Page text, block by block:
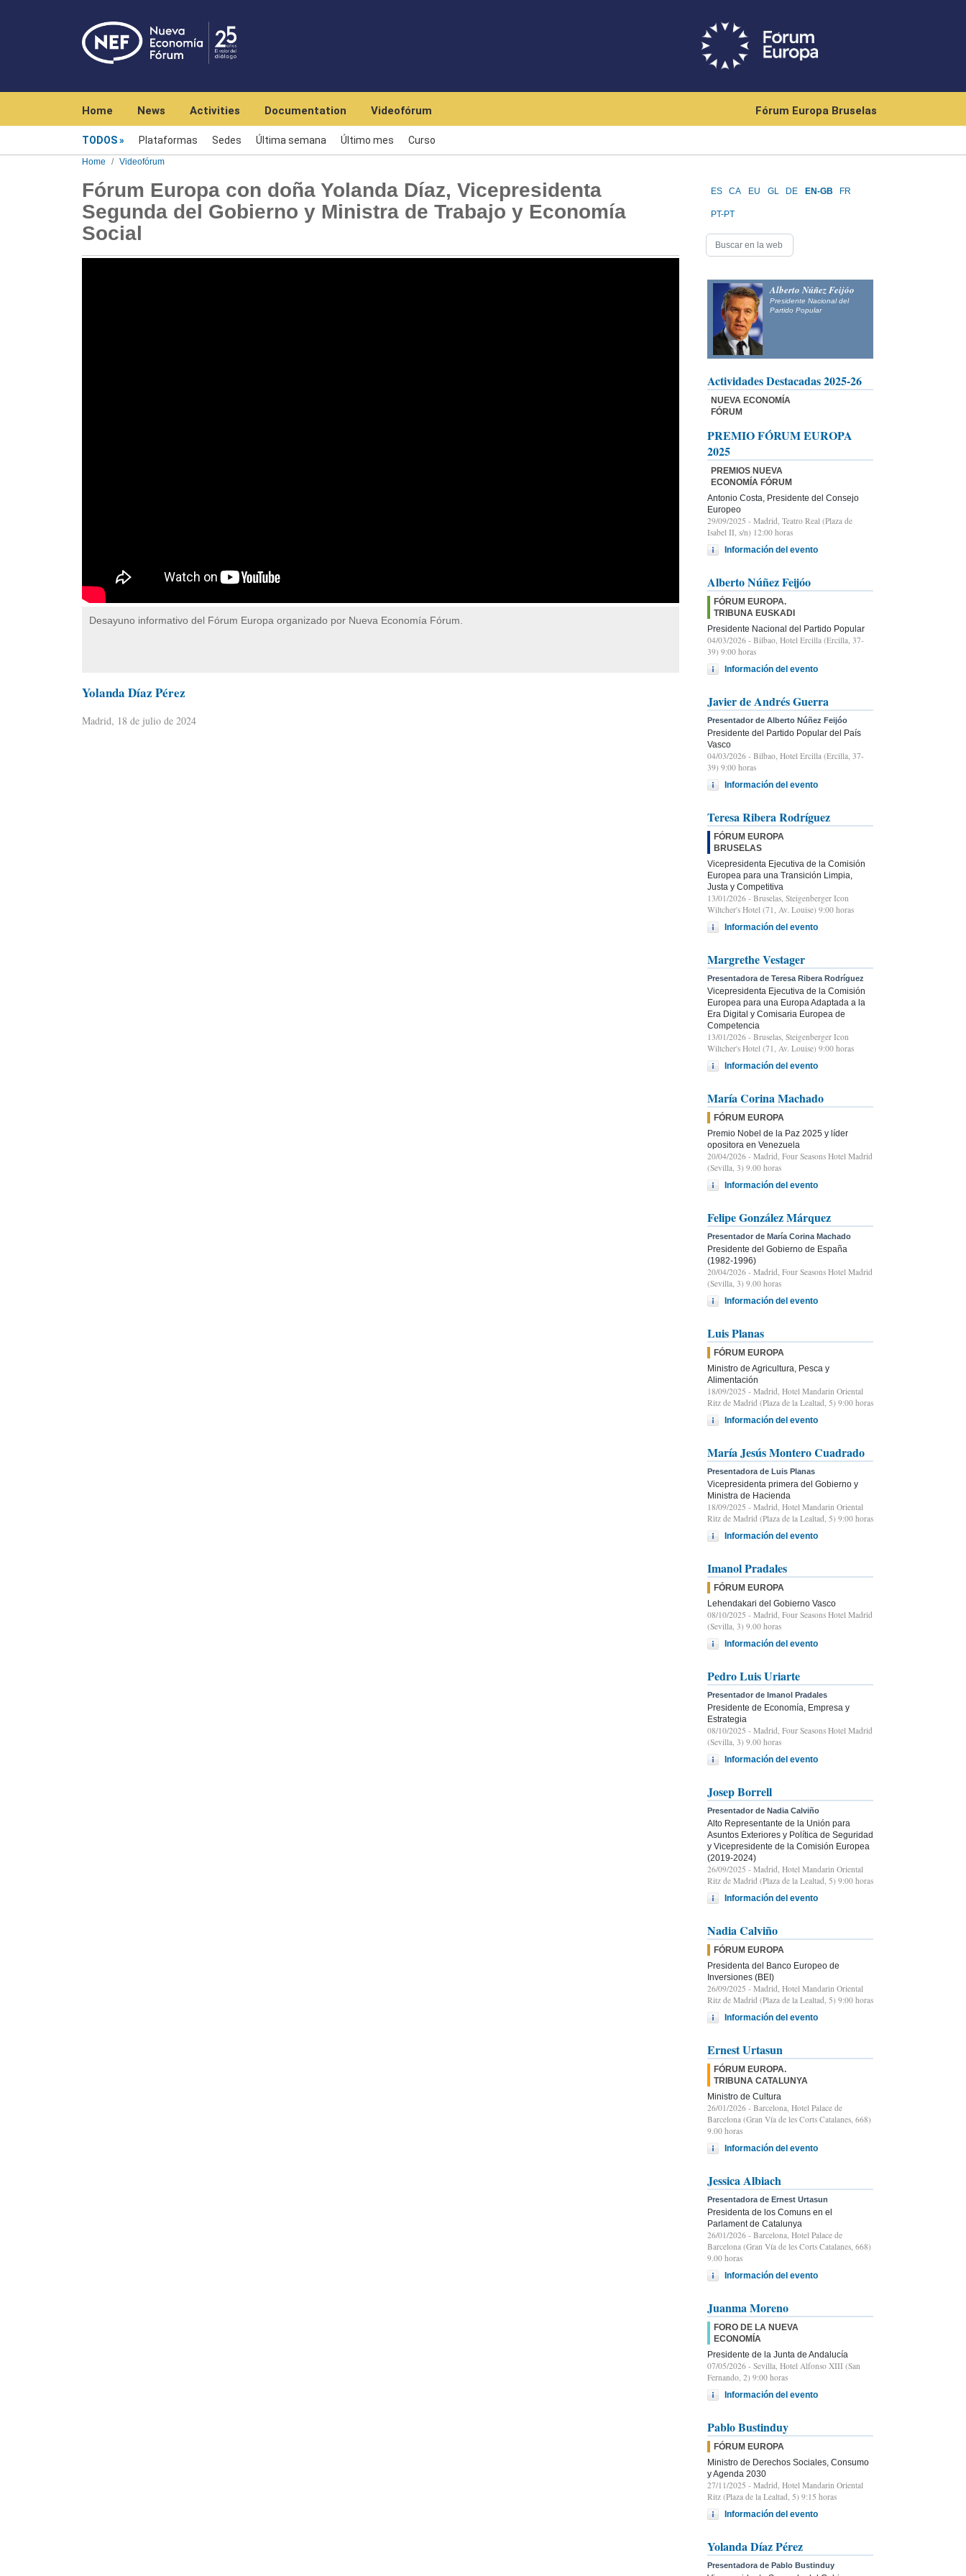
Home News Activities Documentation Videofórum Fórum Europa Bruselas
TODOS Plataformas Sedes Última semana Último mes Curso
Home Videofórum
Fórum Europa con doña Yolanda Díaz, Vicepresidenta
Segunda del Gobierno y Ministra de Trabajo y Economía
Social
Desayuno informativo del Fórum Europa organizado por Nueva Economía Fórum.
Yolanda Díaz Pérez
Madrid, 18 de julio de 2024
ES CA EU GL DE EN-GB FR
PT-PT
Alberto Núñez Feijóo
Presidente Nacional del
Partido Popular
Actividades Destacadas 2025-26
NUEVA ECONOMÍA
FÓRUM
PREMIO FÓRUM EUROPA
2025
PREMIOS NUEVA
ECONOMÍA FÓRUM
Antonio Costa, Presidente del Consejo
Europeo
29/09/2025 - Madrid, Teatro Real (Plaza de
Isabel II, s/n) 12:00 horas
Información del evento
Alberto Núñez Feijóo
FÓRUM EUROPA.
TRIBUNA EUSKADI
Presidente Nacional del Partido Popular
04/03/2026 - Bilbao, Hotel Ercilla (Ercilla, 37-
39) 9:00 horas
Información del evento
Javier de Andrés Guerra
Presentador de Alberto Núñez Feijóo
Presidente del Partido Popular del País
Vasco
04/03/2026 - Bilbao, Hotel Ercilla (Ercilla, 37-
39) 9:00 horas
Información del evento
Teresa Ribera Rodríguez
FÓRUM EUROPA
BRUSELAS
Vicepresidenta Ejecutiva de la Comisión
Europea para una Transición Limpia,
Justa y Competitiva
13/01/2026 - Bruselas, Steigenberger Icon
Wiltcher's Hotel (71, Av. Louise) 9:00 horas
Información del evento
Margrethe Vestager
Presentadora de Teresa Ribera Rodríguez
Vicepresidenta Ejecutiva de la Comisión
Europea para una Europa Adaptada a la
Era Digital y Comisaria Europea de
Competencia
13/01/2026 - Bruselas, Steigenberger Icon
Wiltcher's Hotel (71, Av. Louise) 9:00 horas
Información del evento
María Corina Machado
FÓRUM EUROPA
Premio Nobel de la Paz 2025 y líder
opositora en Venezuela
20/04/2026 - Madrid, Four Seasons Hotel Madrid
(Sevilla, 3) 9.00 horas
Información del evento
Felipe González Márquez
Presentador de María Corina Machado
Presidente del Gobierno de España
(1982-1996)
20/04/2026 - Madrid, Four Seasons Hotel Madrid
(Sevilla, 3) 9.00 horas
Información del evento
Luis Planas
FÓRUM EUROPA
Ministro de Agricultura, Pesca y
Alimentación
18/09/2025 - Madrid, Hotel Mandarin Oriental
Ritz de Madrid (Plaza de la Lealtad, 5) 9:00 horas
Información del evento
María Jesús Montero Cuadrado
Presentadora de Luis Planas
Vicepresidenta primera del Gobierno y
Ministra de Hacienda
18/09/2025 - Madrid, Hotel Mandarin Oriental
Ritz de Madrid (Plaza de la Lealtad, 5) 9:00 horas
Información del evento
Imanol Pradales
FÓRUM EUROPA
Lehendakari del Gobierno Vasco
08/10/2025 - Madrid, Four Seasons Hotel Madrid
(Sevilla, 3) 9.00 horas
Información del evento
Pedro Luis Uriarte
Presentador de Imanol Pradales
Presidente de Economía, Empresa y
Estrategia
08/10/2025 - Madrid, Four Seasons Hotel Madrid
(Sevilla, 3) 9.00 horas
Información del evento
Josep Borrell
Presentador de Nadia Calviño
Alto Representante de la Unión para
Asuntos Exteriores y Política de Seguridad
y Vicepresidente de la Comisión Europea
(2019-2024)
26/09/2025 - Madrid, Hotel Mandarin Oriental
Ritz de Madrid (Plaza de la Lealtad, 5) 9:00 horas
Información del evento
Nadia Calviño
FÓRUM EUROPA
Presidenta del Banco Europeo de
Inversiones (BEI)
26/09/2025 - Madrid, Hotel Mandarin Oriental
Ritz de Madrid (Plaza de la Lealtad, 5) 9:00 horas
Información del evento
Ernest Urtasun
FÓRUM EUROPA.
TRIBUNA CATALUNYA
Ministro de Cultura
26/01/2026 - Barcelona, Hotel Palace de
Barcelona (Gran Vía de les Corts Catalanes, 668)
9.00 horas
Información del evento
Jessica Albiach
Presentadora de Ernest Urtasun
Presidenta de los Comuns en el
Parlament de Catalunya
26/01/2026 - Barcelona, Hotel Palace de
Barcelona (Gran Vía de les Corts Catalanes, 668)
9.00 horas
Información del evento
Juanma Moreno
FORO DE LA NUEVA
ECONOMÍA
Presidente de la Junta de Andalucía
07/05/2026 - Sevilla, Hotel Alfonso XIII (San
Fernando, 2) 9:00 horas
Información del evento
Pablo Bustinduy
FÓRUM EUROPA
Ministro de Derechos Sociales, Consumo
y Agenda 2030
27/11/2025 - Madrid, Hotel Mandarin Oriental
Ritz (Plaza de la Lealtad, 5) 9:15 horas
Información del evento
Yolanda Díaz Pérez
Presentadora de Pablo Bustinduy